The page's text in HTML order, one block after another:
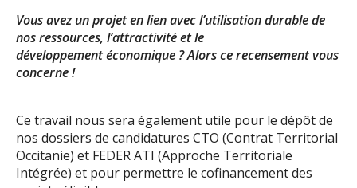
Vous avez un projet en lien avec l’utilisation durable de
nos ressources, l’attractivité et le
développement économique ?Alors ce recensement vous
concerne!
Ce travail nous sera également utile pour le dépôt de
nos dossiers de candidatures CTO (Contrat Territorial
Occitanie) et FEDER ATI (Approche Territoriale
Intégrée) et pour permettre le cofinancement des